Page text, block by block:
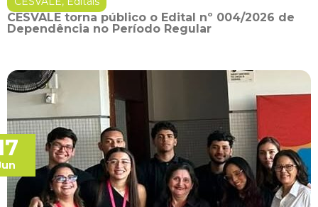
CESVALE torna público o Edital nº 004/2026 de
Dependência no Período Regular